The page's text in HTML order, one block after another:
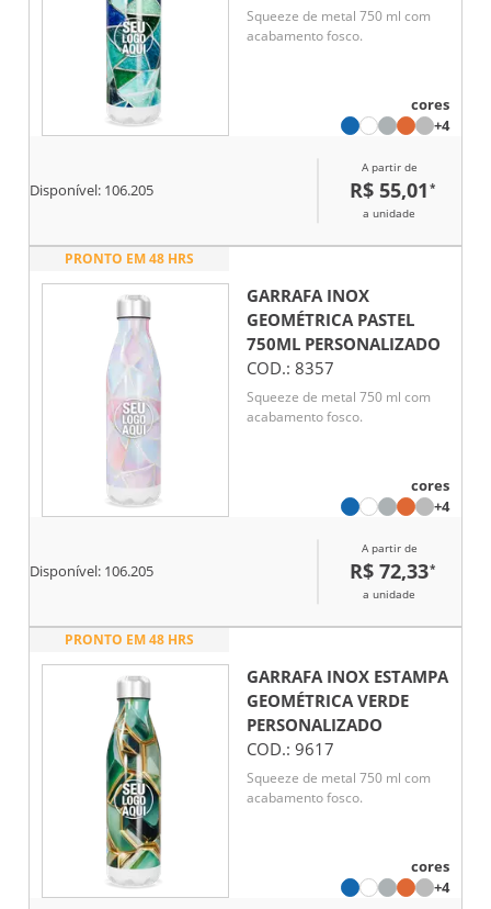
Squeeze de metal 750 ml com
acabamento fosco.
cores
+4
Disponível: 106.205
A partir de
R$ 55,01 *
a unidade
PRONTO EM 48 HRS
GARRAFA INOX
GEOMÉTRICA PASTEL
750ML PERSONALIZADO
COD.: 8357
Squeeze de metal 750 ml com
acabamento fosco.
cores
+4
Disponível: 106.205
A partir de
R$ 72,33*
a unidade
PRONTO EM 48 HRS
GARRAFA INOX ESTAMPA
GEOMÉTRICA VERDE
PERSONALIZADO
COD.: 9617
Squeeze de metal 750 ml com
acabamento fosco.
cores
+4